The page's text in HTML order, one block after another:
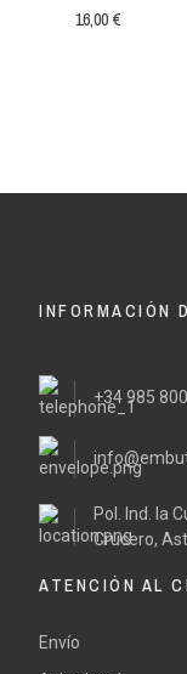
16,00 €
INFORMACIÓN
+34 985
Pol. Ind. la
Crucero,
ATENCIÓN AL
Envío